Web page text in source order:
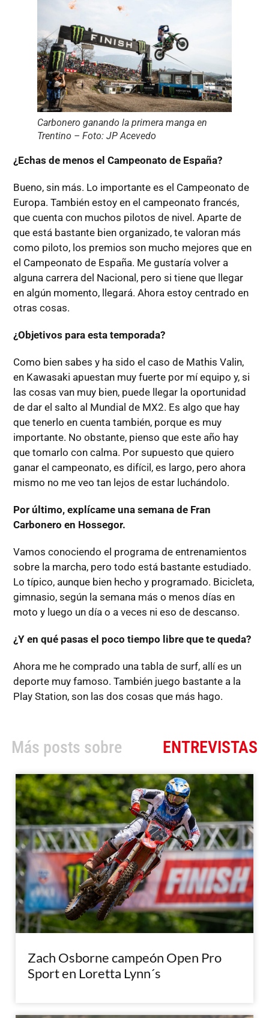
Carbonero ganando la primera manga en
Trentino – Foto: JP Acevedo
¿Echas de menos el Campeonato de España?
Bueno, sin más. Lo importante es el Campeonato de
Europa. También estoy en el campeonato francés,
que cuenta con muchos pilotos de nivel. Aparte de
que está bastante bien organizado, te valoran más
como piloto, los premios son mucho mejores que en
el Campeonato de España. Me gustaría volver a
alguna carrera del Nacional, pero si tiene que llegar
en algún momento, llegará. Ahora estoy centrado en
otras cosas.
¿Objetivos para esta temporada?
Como bien sabes y ha sido el caso de Mathis Valin,
en Kawasaki apuestan muy fuerte por mí equipo y, si
las cosas van muy bien, puede llegar la oportunidad
de dar el salto al Mundial de MX2. Es algo que hay
que tenerlo en cuenta también, porque es muy
importante. No obstante, pienso que este año hay
que tomarlo con calma. Por supuesto que quiero
ganar el campeonato, es difícil, es largo, pero ahora
mismo no me veo tan lejos de estar luchándolo.
Por último, explícame una semana de Fran
Carbonero en Hossegor.
Vamos conociendo el programa de entrenamientos
sobre la marcha, pero todo está bastante estudiado.
Lo típico, aunque bien hecho y programado. Bicicleta,
gimnasio, según la semana más o menos días en
moto y luego un día o a veces ni eso de descanso.
¿Y en qué pasas el poco tiempo libre que te queda?
Ahora me he comprado una tabla de surf, allí es un
deporte muy famoso. También juego bastante a la
Play Station, son las dos cosas que más hago.
Más posts sobre ENTREVISTAS
Zach Osborne campeón Open Pro
Sport en Loretta Lynn´s